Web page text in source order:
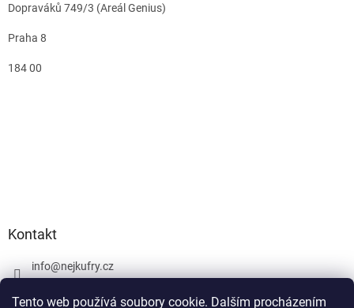
Tento web používá soubory cookie. Dalším procházením
Dopraváků 749/3 (Areál Genius)
Praha 8
184 00
Kontakt
info@nejkufry.cz